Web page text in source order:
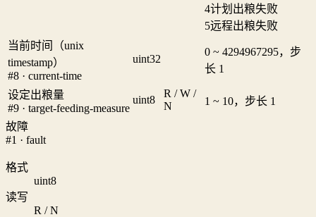
4计划出粮失败
5远程出粮失败
当前时间（unix
timestamp）
#8 · current-time
uint32
0 ~ 4294967295，步
长 1
设定出粮量
#9 · target-feeding-measure
uint8
R / W /
N
1 ~ 10，步长 1
故障
#1 · fault
格式
uint8
读写
R / N